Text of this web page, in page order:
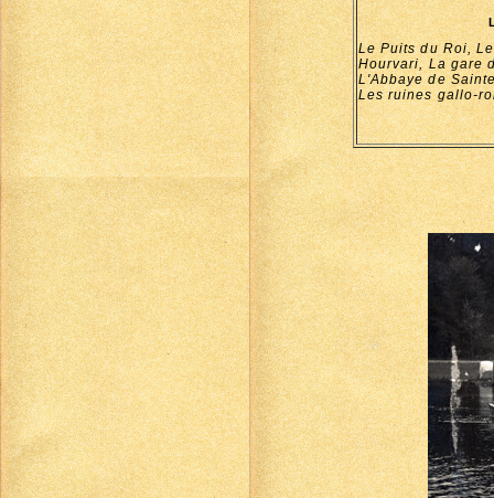
Le Puits du Roi,
Hourvari, La gare
L'Abbaye de
Les ruines gallo-